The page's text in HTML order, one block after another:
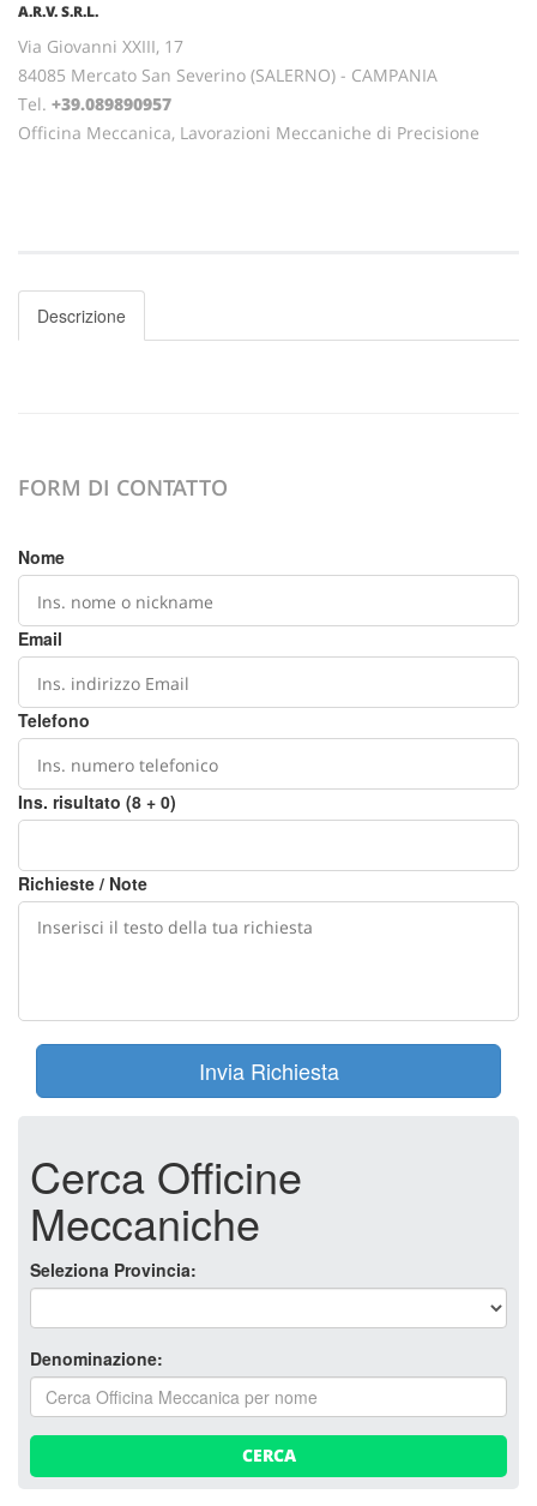
A.R.V. S.R.L.
Via Giovanni XXIII, 17
84085 Mercato San Severino (SALERNO) - CAMPANIA
Tel. +39.089890957
Officina Meccanica, Lavorazioni Meccaniche di Precisione
Descrizione
FORM DI CONTATTO
Nome
Email
Telefono
Ins. risultato (8 + 0)
Richieste / Note
Invia Richiesta
Cerca Officine
Meccaniche
Seleziona Provincia:
Denominazione:
CERCA